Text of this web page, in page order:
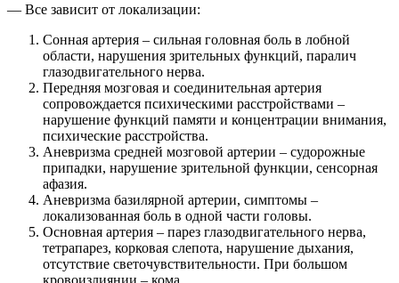
— Все зависит от локализации:
Сонная артерия – сильная головная боль в лобной
области, нарушения зрительных функций, паралич
глазодвигательного нерва.
Передняя мозговая и соединительная артерия
сопровождается психическими расстройствами –
нарушение функций памяти и концентрации внимания,
психические расстройства.
Аневризма средней мозговой артерии – судорожные
припадки, нарушение зрительной функции, сенсорная
афазия.
Аневризма базилярной артерии, симптомы –
локализованная боль в одной части головы.
Основная артерия – парез глазодвигательного нерва,
тетрапарез, корковая слепота, нарушение дыхания,
отсутствие светочувствительности. При большом
кровоизлиянии – кома.